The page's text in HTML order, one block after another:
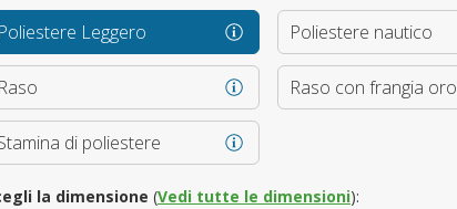
Accedi
È il tuo
Poliestere Leggero Poliestere nautico
Raso Raso con frangia oro
di poliestere
la dimensione (Vedi tutte le dimensioni):